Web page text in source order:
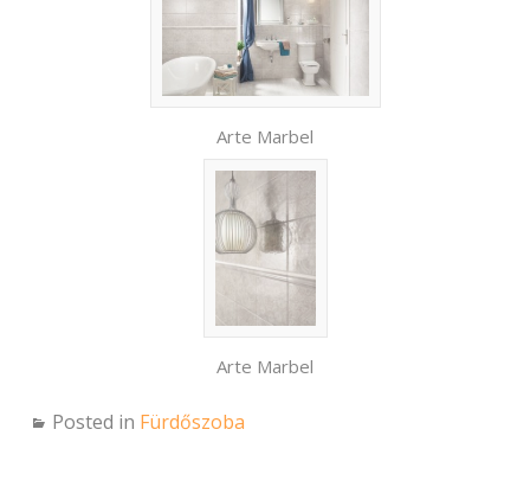
Arte Marbel
Arte Marbel
Posted in Fürdőszoba